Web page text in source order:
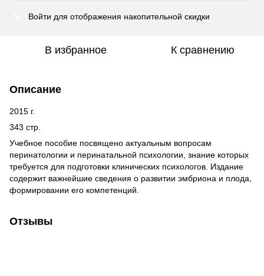
Войти для отображения накопительной скидки
В избранное К сравнению
Описание
2015 г.
343 стр.
Учебное пособие посвящено актуальным вопросам
перинатологии и перинатальной психологии, знание которых
требуется для подготовки клинических психологов. Издание
содержит важнейшие сведения о развитии эмбриона и плода,
формировании его компетенций.
Отзывы